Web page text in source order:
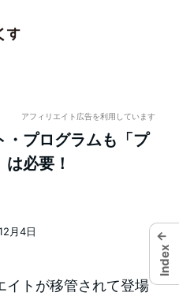
アフィリエイト広告を利用しています
プログラムも「プ
必要！
月4日
イトが移管されて登場
←
Index